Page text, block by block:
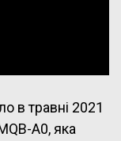
в травні 2021
A0, яка